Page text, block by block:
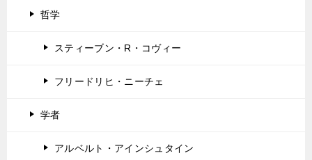
哲学
スティーブン・R・コヴィー
フリードリヒ・ニーチェ
学者
アルベルト・アインシュタイン